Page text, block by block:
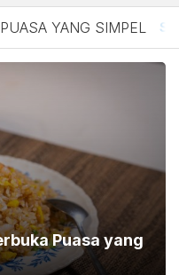
YANG SIMPEL
Puasa yang